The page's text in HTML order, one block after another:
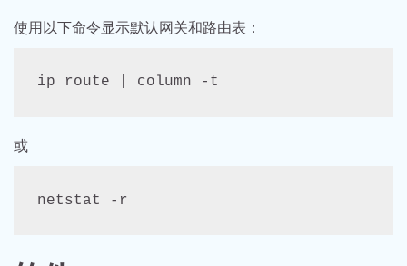
使用以下命令显示默认网关和路由表：
ip route | column -t
或
netstat -r